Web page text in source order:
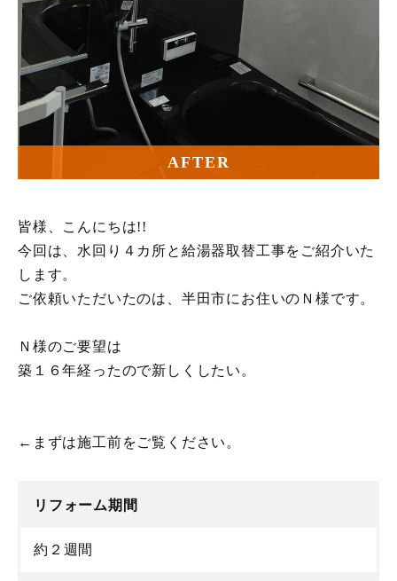
AFTER
皆様、こんにちは!!
今回は、水回り４カ所と給湯器取替工事をご紹介いた
します。
ご依頼いただいたのは、半田市にお住いのＮ様です。
Ｎ様のご要望は
築１６年経ったので新しくしたい。
←まずは施工前をご覧ください。
リフォーム期間
約２週間